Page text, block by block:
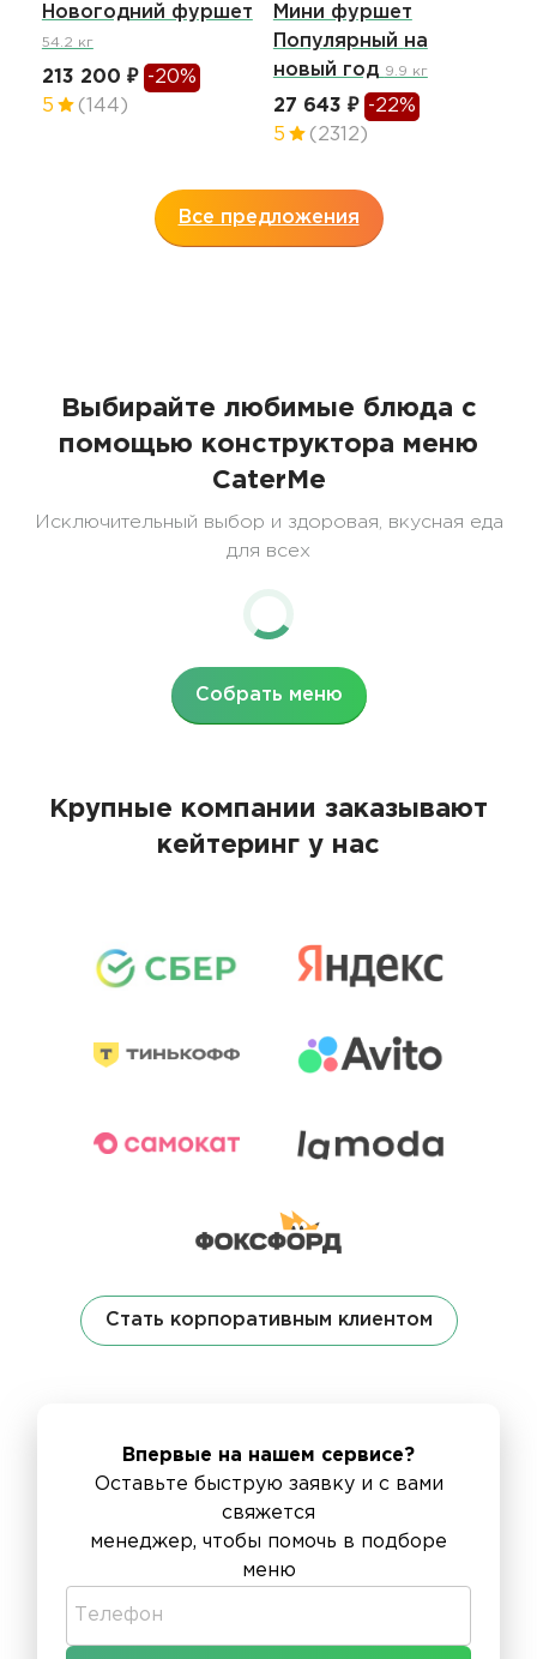
Новогодний фуршет
54.2 кг
213 200 ₽
-20%
5
(144)
Мини фуршет
Популярный на
новый год 9.9 кг
27 643 ₽
-22%
5
(2312)
Все предложения
Выбирайте любимые блюда с
помощью конструктора меню
CaterMe
Исключительный выбор и здоровая, вкусная еда
для всех
Собрать меню
Крупные компании заказывают
кейтеринг у нас
Стать корпоративным клиентом
Впервые на нашем сервисе?
Оставьте быструю заявку и с вами
свяжется
менеджер, чтобы помочь в подборе
меню